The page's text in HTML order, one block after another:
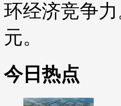
环经济竞争
元。
今日热点